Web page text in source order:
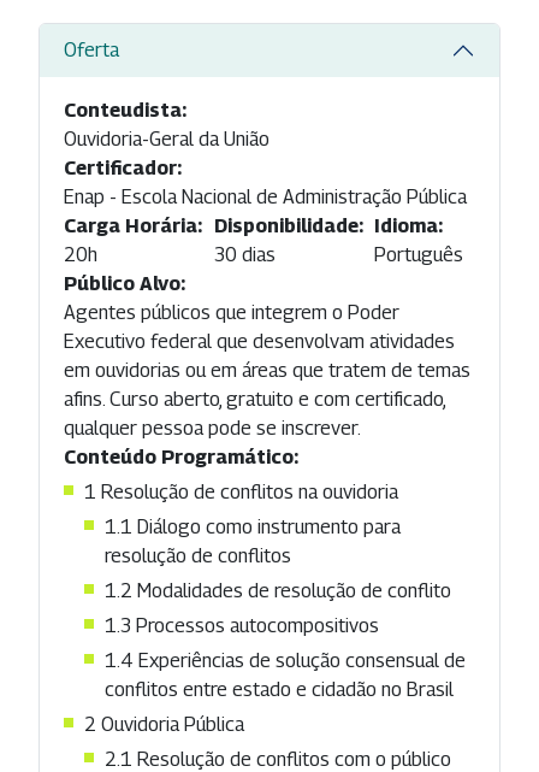
Oferta
Conteudista:
Ouvidoria-Geral da União
Certificador:
Enap - Escola Nacional de Administração Pública
Carga Horária:
20h
Disponibilidade:
30 dias
Idioma:
Português
Público Alvo:
Agentes públicos que integrem o Poder
Executivo federal que desenvolvam atividades
em ouvidorias ou em áreas que tratem de temas
afins. Curso aberto, gratuito e com certificado,
qualquer pessoa pode se inscrever.
Conteúdo Programático:
1 Resolução de conflitos na ouvidoria
1.1 Diálogo como instrumento para
resolução de conflitos
1.2 Modalidades de resolução de conflito
1.3 Processos autocompositivos
1.4 Experiências de solução consensual de
conflitos entre estado e cidadão no Brasil
2 Ouvidoria Pública
2.1 Resolução de conflitos com o público